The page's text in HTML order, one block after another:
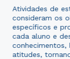
Atividades de
consideram os
específicos e
cada aluno e
conhecimentos,
atitudes,